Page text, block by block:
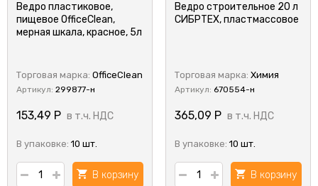
Ведро пластиковое,
пищевое OfficeClean,
мерная шкала, красное, 5л
Торговая марка: OfficeClean
Артикул: 299877-н
153,49 Р в т.ч. НДС
В упаковке: 10 шт.
В корзину
Ведро строительное 20 л
СИБРТЕХ, пластмассовое
Торговая марка: Химия
Артикул: 670554-н
365,09 Р в т.ч. НДС
В упаковке: 10 шт.
В корзину